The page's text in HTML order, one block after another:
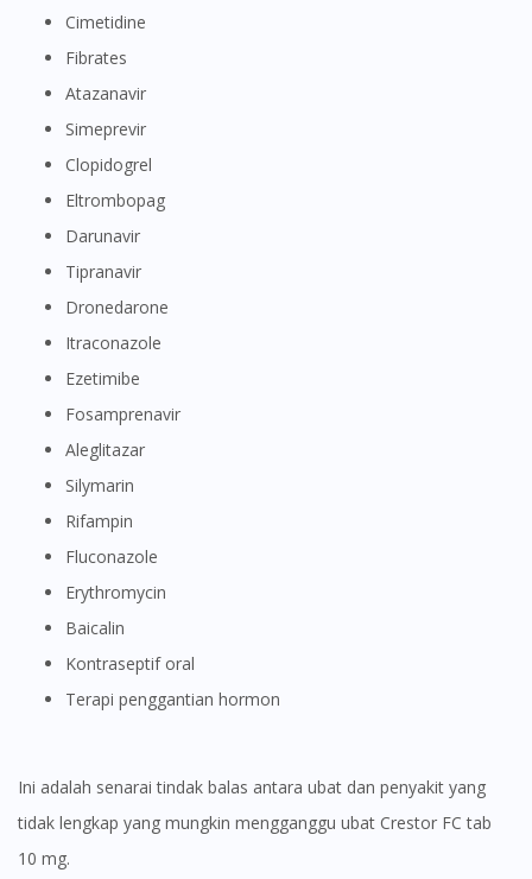
To serve you better, would you like to head over to
DoctorOnCall Singapore
Cimetidine
Fibrates
Atazanavir
Simeprevir
Clopidogrel
Eltrombopag
Darunavir
Tipranavir
Dronedarone
Itraconazole
Ezetimibe
Fosamprenavir
Aleglitazar
Silymarin
Rifampin
Fluconazole
Erythromycin
Baicalin
Kontraseptif oral
Terapi penggantian hormon
Ini adalah senarai tindak balas antara ubat dan penyakit yang
tidak lengkap yang mungkin mengganggu ubat Crestor FC tab
10 mg.